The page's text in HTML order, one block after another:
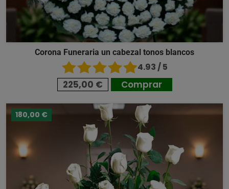
Corona Funeraria un cabezal tonos blancos
4.93 / 5
225,00 € Comprar
180,00 €